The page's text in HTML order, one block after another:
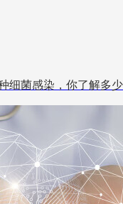
细菌感染，你了解多少